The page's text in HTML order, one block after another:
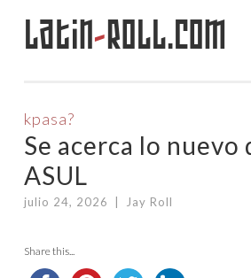
Saltar
Latin-Roll.com
kpasa?
Se acerca lo nuevo
ASUL
julio 24, 2026 Jay Roll
Share this...